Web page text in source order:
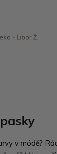
- Libor Ž.
v módě?